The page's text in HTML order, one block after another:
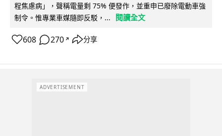
程焦慮病」，聲稱電量剩 75% 便發作，並重申已廢除電動車強
制令。惟專業車媒隨即反駁，...
閱讀全文
608 270 ↗ 分享
ADVERTISEMENT